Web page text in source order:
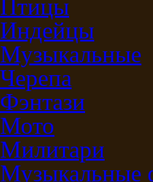
Птицы
Индейцы
Музыкальные
Черепа
Фэнтази
Мото
Милитари
Музыкальные